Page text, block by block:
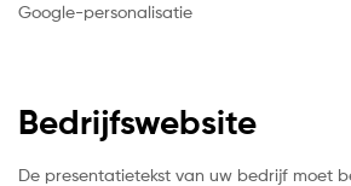
Google-personalisatie
Bedrijfswebsite
De presentatietekst van uw bedrijf moet